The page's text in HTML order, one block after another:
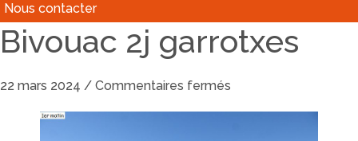
Nous contacter
Bivouac 2j garrotxes
22 mars 2024 / Commentaires fermés